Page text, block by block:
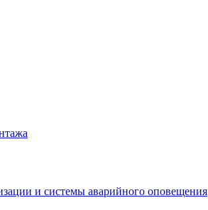
и системы аварийного оповещения